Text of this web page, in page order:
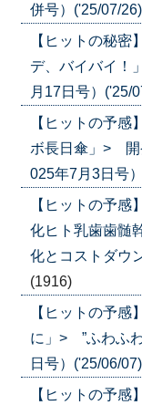
併号）('25/07/26)
【ヒットの秘
デ、バイバイ！
月17日号）('25/
【ヒットの予
ボ長日傘」> 開
025年7月3日号
【ヒットの予
化ヒト乳歯歯髄
化とコストダウ
(1916)
【ヒットの予
に」> ”ふわふ
日号）('25/06/07)
【ヒットの予